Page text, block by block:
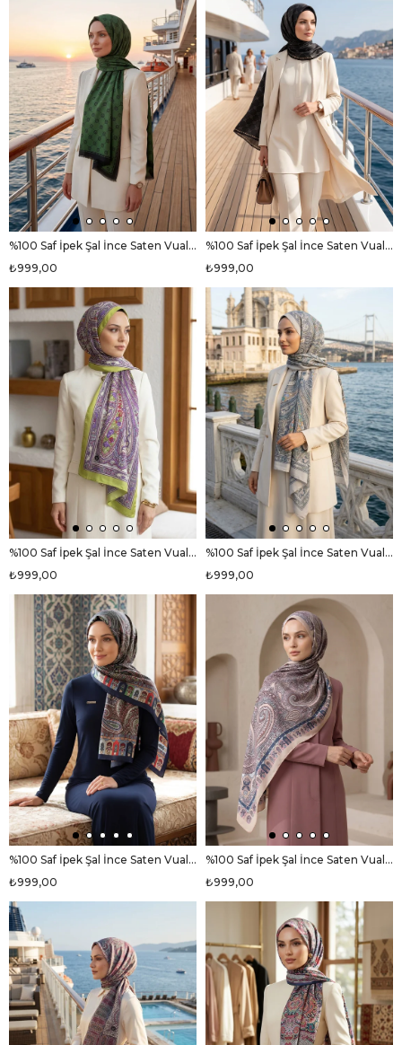
%100 Saf İpek Şal İnce Saten Vual Dokuma V Logo Desenli Zümrüt Yeşili Renkli 90x210 Şal
₺999,00
%100 Saf İpek Şal İnce Saten Vual Dokuma V Logo Desenli Siyah - Bej Renkli 90x210 Şal
₺999,00
%100 Saf İpek Şal İnce Saten Vual Dokuma Etro Desenli Fıstık Yeşili Renkli 90x210 Şal
₺999,00
%100 Saf İpek Şal İnce Saten Vual Dokuma Etro Desenli Gri Renkli 90x210 Şal
₺999,00
%100 Saf İpek Şal İnce Saten Vual Dokuma Etro Desenli Lacivert - Fıstık Yeşili Renkli 90x210 Şal
₺999,00
%100 Saf İpek Şal İnce Saten Vual Dokuma Etro Desenli Bej - Mürdüm Renkli 90x210 Şal
₺999,00